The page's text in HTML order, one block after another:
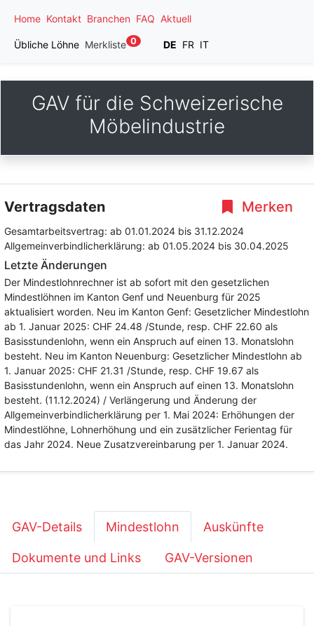
Home Kontakt Branchen FAQ Aktuell
Übliche Löhne Merkliste 0 DE FR IT
GAV für die Schweizerische
Möbelindustrie
Merken
Vertragsdaten
Gesamtarbeitsvertrag: ab 01.01.2024 bis 31.12.2024
Allgemeinverbindlicherklärung: ab 01.05.2024 bis 30.04.2025
Letzte Änderungen
Der Mindestlohnrechner ist ab sofort mit den gesetzlichen
Mindestlöhnen im Kanton Genf und Neuenburg für 2025
aktualisiert worden. Neu im Kanton Genf: Gesetzlicher Mindestlohn
ab 1. Januar 2025: CHF 24.48 /Stunde, resp. CHF 22.60 als
Basisstundenlohn, wenn ein Anspruch auf einen 13. Monatslohn
besteht. Neu im Kanton Neuenburg: Gesetzlicher Mindestlohn ab
1. Januar 2025: CHF 21.31 /Stunde, resp. CHF 19.67 als
Basisstundenlohn, wenn ein Anspruch auf einen 13. Monatslohn
besteht. (11.12.2024) / Verlängerung und Änderung der
Allgemeinverbindlicherklärung per 1. Mai 2024: Erhöhungen der
Mindestlöhne, Lohnerhöhung und ein zusätzlicher Ferientag für
das Jahr 2024. Neue Zusatzvereinbarung per 1. Januar 2024.
GAV-Details Mindestlohn Auskünfte
Dokumente und Links GAV-Versionen